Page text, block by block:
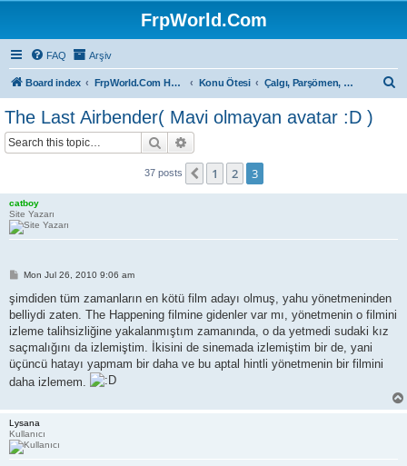
FrpWorld.Com
FAQ Arşiv
Board index FrpWorld.Com Hakkında Konu Ötesi Çalgı, Parşömen, Sahne...
The Last Airbender( Mavi olmayan avatar :D )
Search
37 posts Previous
1 2 3
catboy
Site Yazarı
P
s
Mon Jul 26, 2010 9:06 am
şimdiden tüm zamanların en kötü film adayı olmuş, yahu yönetmeninden
belliydi zaten. The Happening filmine gidenler var mı, yönetmenin o filmini
izleme talihsizliğine yakalanmıştım zamanında, o da yetmedi sudaki kız
saçmalığını da izlemiştim. İkisini de sinemada izlemiştim bir de, yani
üçüncü hatayı yapmam bir daha ve bu aptal hintli yönetmenin bir filmini
daha izlemem.
Lysana
Kullanıcı